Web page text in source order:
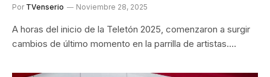
Por TVenserio Noviembre 28, 2025
A horas del inicio de la Teletón 2025, comenzaron a surgir
cambios de último momento en la parrilla de artistas.…